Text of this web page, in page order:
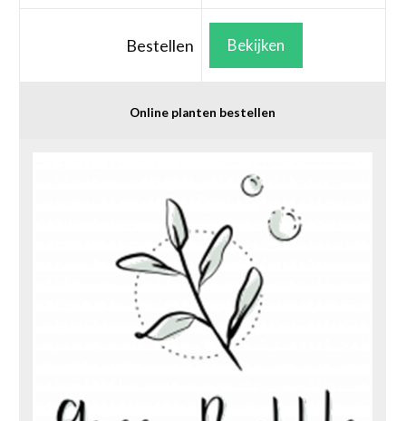
Bestellen Bekijken
Online planten bestellen